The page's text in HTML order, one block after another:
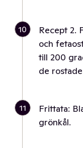
10
Recept 2.
och
till 200
de
11
Frittata:
grönkål.